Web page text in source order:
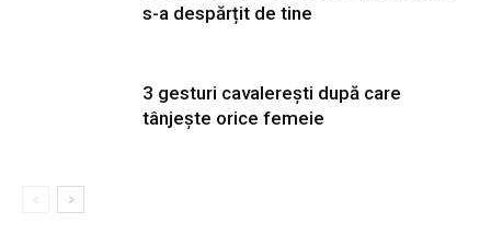
s-a despărțit de tine
3 gesturi cavalerești după care
tânjește orice femeie